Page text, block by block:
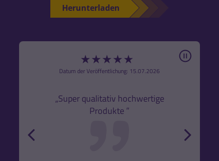
Herunterladen
★★★★★
Datum der Veröffentlichung: 15.07.2026
„Super qualitativ hochwertige
Produkte ”
Pause